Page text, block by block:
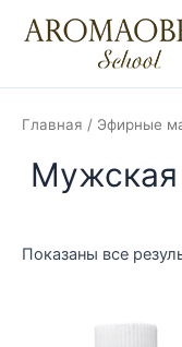
содержимому
Главная / Эфирные
Мужская
Показаны все